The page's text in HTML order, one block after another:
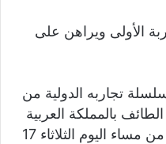
الأولى ويراهن على
تجاربه الدولية من
بالمملكة العربية
السعودية ويواجه في السادسة من مساء اليوم الثلاثاء 17